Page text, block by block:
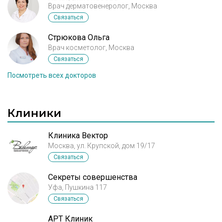
щёк и в шее будто жир или вода.
Врач дерматовенеролог, Москва
Связаться
Стрюкова Ольга
Врач косметолог, Москва
Связаться
Посмотреть всех докторов
Клиники
Клиника Вектор
Москва, ул. Крупской, дом 19/17
Связаться
Секреты совершенства
Уфа, Пушкина 117
Связаться
АРТ Клиник